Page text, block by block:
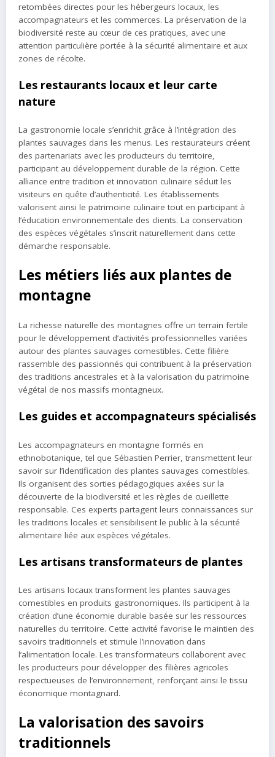
retombées directes pour les hébergeurs locaux, les
accompagnateurs et les commerces. La préservation de la
biodiversité reste au cœur de ces pratiques, avec une
attention particulière portée à la sécurité alimentaire et aux
zones de récolte.
Les restaurants locaux et leur carte
nature
La gastronomie locale s’enrichit grâce à l’intégration des
plantes sauvages dans les menus. Les restaurateurs créent
des partenariats avec les producteurs du territoire,
participant au développement durable de la région. Cette
alliance entre tradition et innovation culinaire séduit les
visiteurs en quête d’authenticité. Les établissements
valorisent ainsi le patrimoine culinaire tout en participant à
l’éducation environnementale des clients. La conservation
des espèces végétales s’inscrit naturellement dans cette
démarche responsable.
Les métiers liés aux plantes de
montagne
La richesse naturelle des montagnes offre un terrain fertile
pour le développement d’activités professionnelles variées
autour des plantes sauvages comestibles. Cette filière
rassemble des passionnés qui contribuent à la préservation
des traditions ancestrales et à la valorisation du patrimoine
végétal de nos massifs montagneux.
Les guides et accompagnateurs spécialisés
Les accompagnateurs en montagne formés en
ethnobotanique, tel que Sébastien Perrier, transmettent leur
savoir sur l’identification des plantes sauvages comestibles.
Ils organisent des sorties pédagogiques axées sur la
découverte de la biodiversité et les règles de cueillette
responsable. Ces experts partagent leurs connaissances sur
les traditions locales et sensibilisent le public à la sécurité
alimentaire liée aux espèces végétales.
Les artisans transformateurs de plantes
Les artisans locaux transforment les plantes sauvages
comestibles en produits gastronomiques. Ils participent à la
création d’une économie durable basée sur les ressources
naturelles du territoire. Cette activité favorise le maintien des
savoirs traditionnels et stimule l’innovation dans
l’alimentation locale. Les transformateurs collaborent avec
les producteurs pour développer des filières agricoles
respectueuses de l’environnement, renforçant ainsi le tissu
économique montagnard.
La valorisation des savoirs
traditionnels